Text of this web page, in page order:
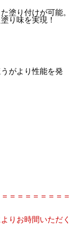
塗り付けが可能。
り味を実現！
がより性能を発
＝＝＝＝＝＝＝＝
よりお時間いただく